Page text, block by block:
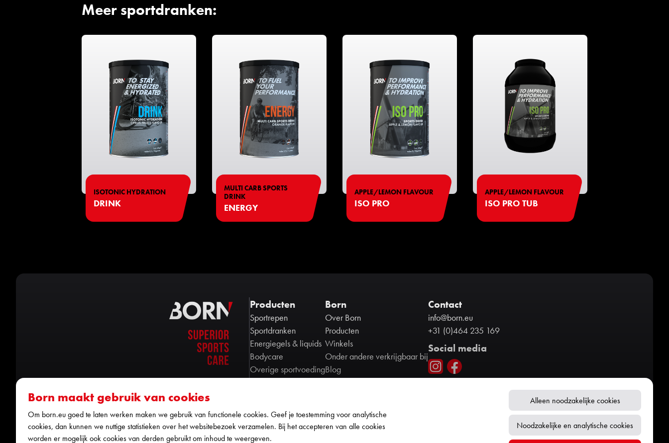
Born maakt gebruik van cookies
Om born.eu goed te laten werken maken we gebruik van functionele cookies. Geef je toestemming voor analytische
cookies, dan kunnen we nuttige statistieken over het websitebezoek verzamelen. Bij het accepteren van alle cookies
worden er mogelijk ook cookies van derden gebruikt om inhoud te weergeven.
Alleen noodzakelijke cookies
Noodzakelijke en analytische cookies
Meer sportdranken:
ISOTONIC HYDRATION
DRINK
MULTI CARB SPORTS
DRINK
ENERGY
APPLE/LEMON FLAVOUR
ISO PRO
APPLE/LEMON FLAVOUR
ISO PRO TUB
Producten
Sportrepen
Sportdranken
Energiegels & liquids
Bodycare
Overige sportvoeding
Born
Over Born
Producten
Winkels
Onder andere verkrijgbaar bij
Blog
Cookie policy
Contact
info@born.eu
+31 (0)464 235 169
Social media